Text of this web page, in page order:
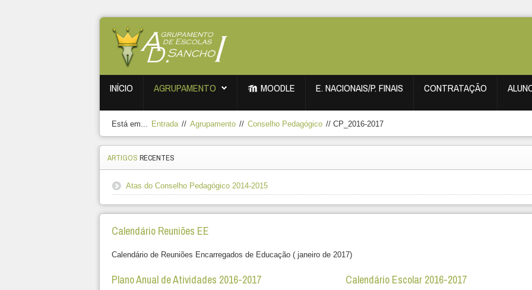
INÍCIO AGRUPAMENTO MOODLE E. NACIONAIS/P. FINAIS CONTRATAÇÃO
Está em... Entrada // Agrupamento // Conselho Pedagógico // CP_2016-2017
ARTIGOS RECENTES
Atas do Conselho Pedagógico 2014-2015
Calendário Reuniões EE
Calendário de Reuniões Encarregados de Educação ( janeiro de 2017)
Plano Anual de Atividades 2016-2017 Calendário Escolar 2016-2017